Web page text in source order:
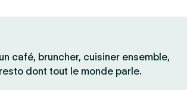
café, bruncher, cuisiner ensemble,
dont tout le monde parle.